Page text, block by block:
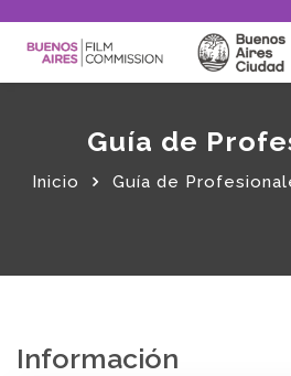
Guía de
Inicio Guía de
Información